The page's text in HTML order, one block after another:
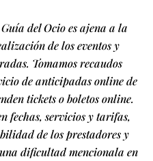
del Ocio es ajena a la
de los eventos y
Tomamos recaudos
de anticipadas online de
tickets o boletos online.
fechas, servicios y tarifas,
de los prestadores y
dificultad mencionala en